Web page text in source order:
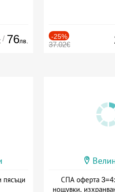
/ 76лв.
-25%
37.02€
пясъци
СПА оферта
нощувки,